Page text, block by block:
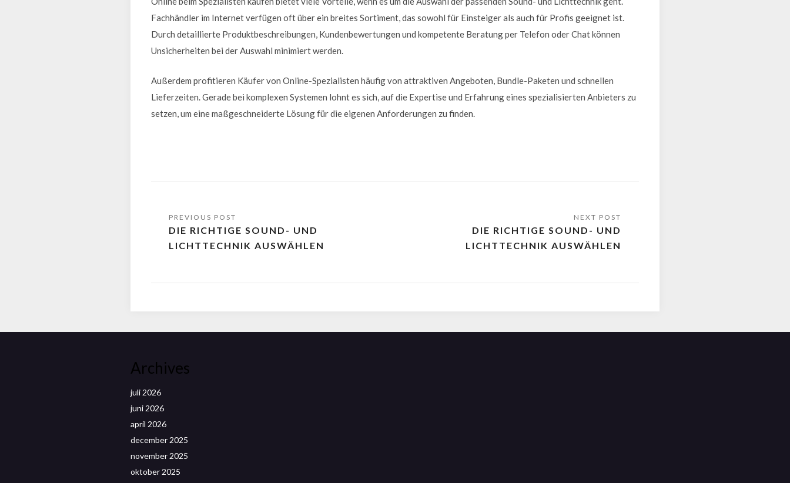
Fachhändler im Internet verfügen oft über ein breites Sortiment, das sowohl für Einsteiger als auch für Profis geeignet ist.
Durch detaillierte Produktbeschreibungen, Kundenbewertungen und kompetente Beratung per Telefon oder Chat können
Unsicherheiten bei der Auswahl minimiert werden.
Außerdem profitieren Käufer von Online-Spezialisten häufig von attraktiven Angeboten, Bundle-Paketen und schnellen
Lieferzeiten. Gerade bei komplexen Systemen lohnt es sich, auf die Expertise und Erfahrung eines spezialisierten Anbieters zu
setzen, um eine maßgeschneiderte Lösung für die eigenen Anforderungen zu finden.
DIE RICHTIGE SOUND- UND
LICHTTECHNIK AUSWÄHLEN
DIE RICHTIGE SOUND- UND
LICHTTECHNIK AUSWÄHLEN
Archives
juli 2026
juni 2026
april 2026
december 2025
november 2025
oktober 2025